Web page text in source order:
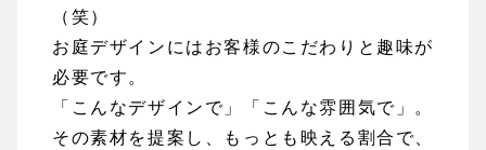
（笑）
お庭デザインにはお客様のこだわりと趣味が
必要です。
「こんなデザインで」「こんな雰囲気で」。
その素材を提案し、もっとも映える割合で、